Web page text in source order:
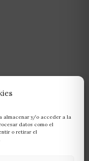
almacenar y/o acceder a la
datos como el
o retirar el